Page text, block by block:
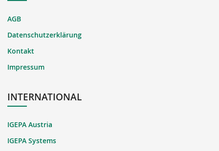
AGB
Datenschutzerklärung
Kontakt
Impressum
INTERNATIONAL
IGEPA Austria
IGEPA Systems